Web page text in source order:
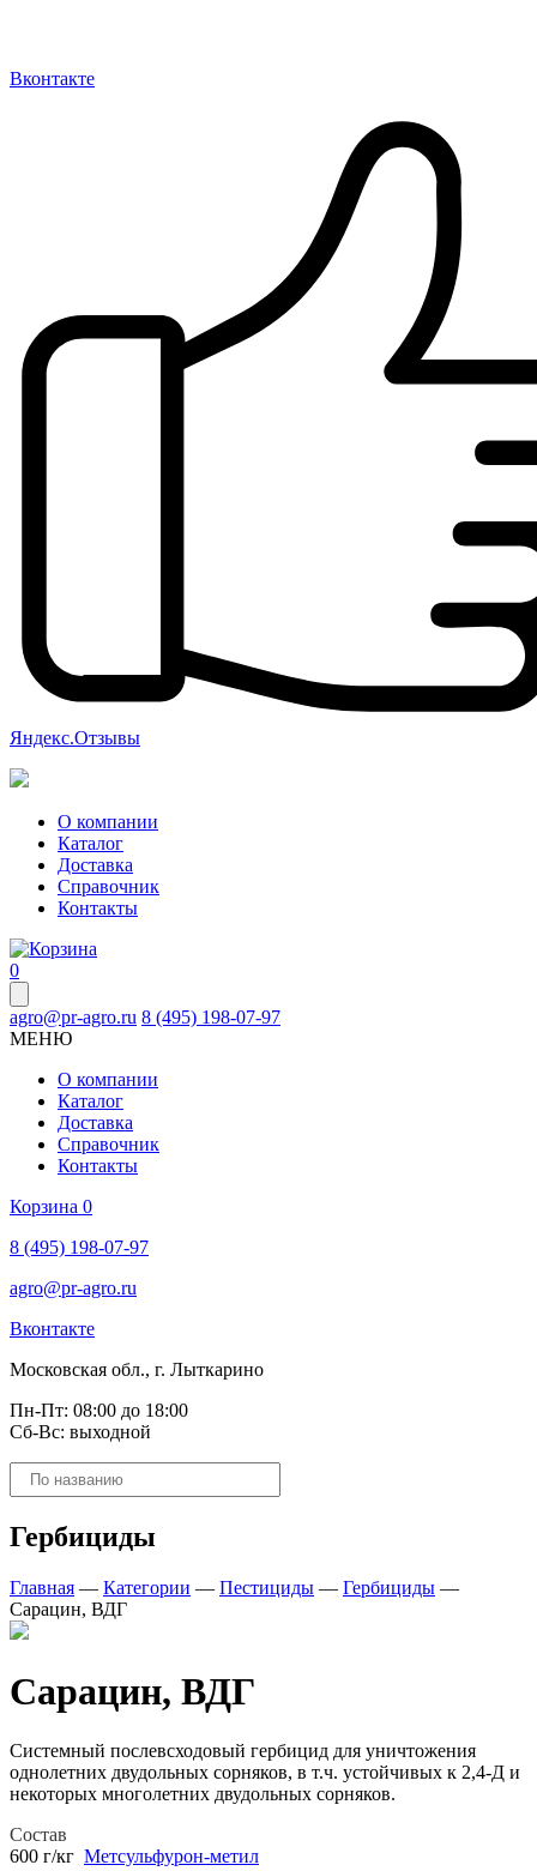
Вконтакте
Яндекс.Отзывы
О компании
Каталог
Доставка
Справочник
Контакты
0
agro@pr-agro.ru 8 (495) 198-07-97
МЕНЮ
О компании
Каталог
Доставка
Справочник
Контакты
Корзина 0
8 (495) 198-07-97
agro@pr-agro.ru
Вконтакте
Московская обл., г. Лыткарино
Пн-Пт: 08:00 до 18:00
Сб-Вс: выходной
Поиск
товаров
Гербициды
Главная — Категории — Пестициды — Гербициды —
Сарацин, ВДГ
Сарацин, ВДГ
Системный послевсходовый гербицид для уничтожения
однолетних двудольных сорняков, в т.ч. устойчивых к 2,4-Д и
некоторых многолетних двудольных сорняков.
Состав
600 г/кг Метсульфурон-метил